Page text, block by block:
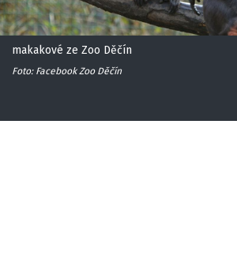
makakové ze Zoo Děčín
Foto: Facebook Zoo Děčín